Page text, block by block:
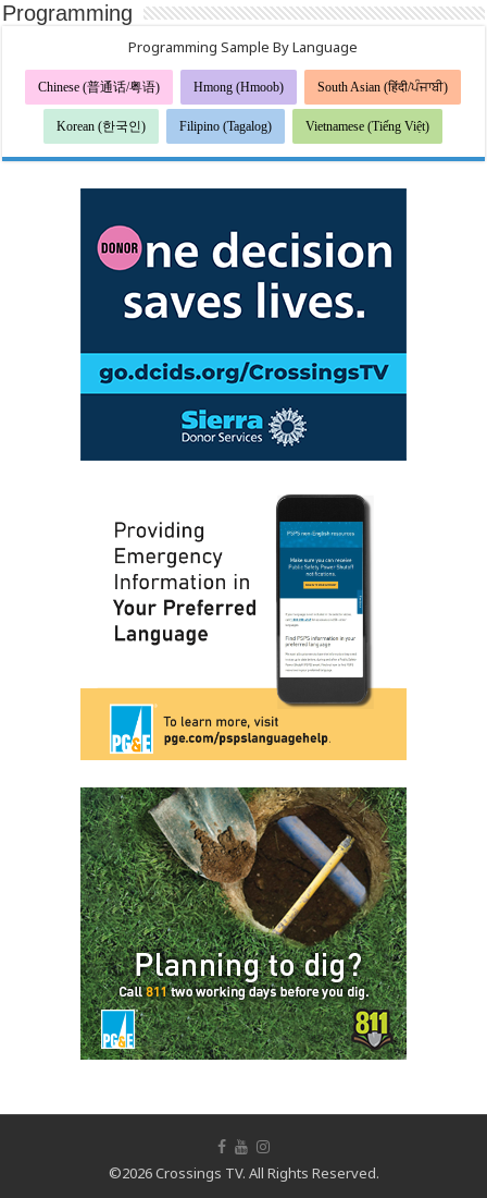
Programming
Programming Sample By Language
Chinese (普通话/粤语) Hmong (Hmoob) South Asian (हिंदी/ਪੰਜਾਬੀ)
Korean (한국인) Filipino (Tagalog) Vietnamese (Tiếng Việt)
©2026 Crossings TV. All Rights Reserved.